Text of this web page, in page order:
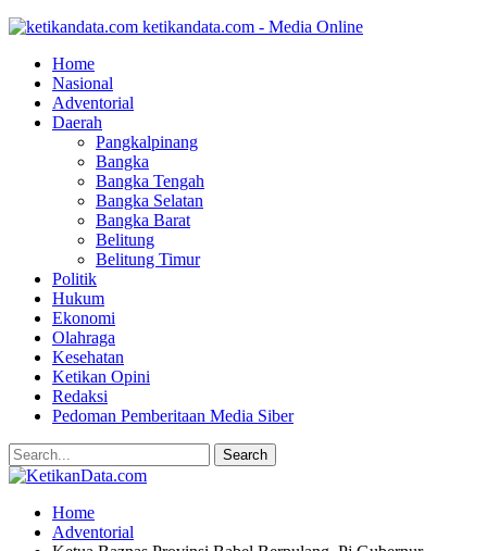
ketikandata.com - Media Online
Home
Nasional
Adventorial
Daerah
Pangkalpinang
Bangka
Bangka Tengah
Bangka Selatan
Bangka Barat
Belitung
Belitung Timur
Politik
Hukum
Ekonomi
Olahraga
Kesehatan
Ketikan Opini
Redaksi
Pedoman Pemberitaan Media Siber
Home
Adventorial